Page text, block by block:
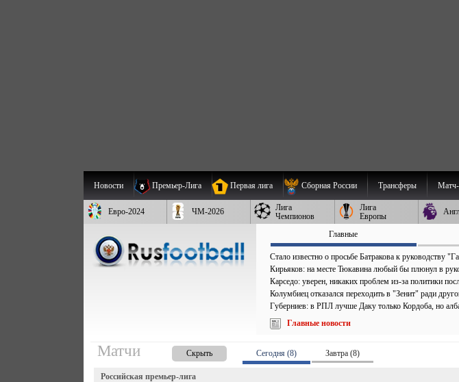
Новости Премьер-Лига Первая лига Сборная России Трансферы Матч-
Евро-2024 ЧМ-2026
Лига
Чемпионов
Лига
Европы
Главные
Стало известно о просьбе Батракова к руководству
Кирьяков: на месте Тюкавина любый бы плюнул в
Карседо: уверен, никаких проблем из-за политики
Колумбиец отказался переходить в "Зенит" ради
Губерниев: в РПЛ лучше Даку только Кордоба, но
Главные новости
Матчи Скрыть Сегодня (8) Завтра (8)
Российская премьер-лига